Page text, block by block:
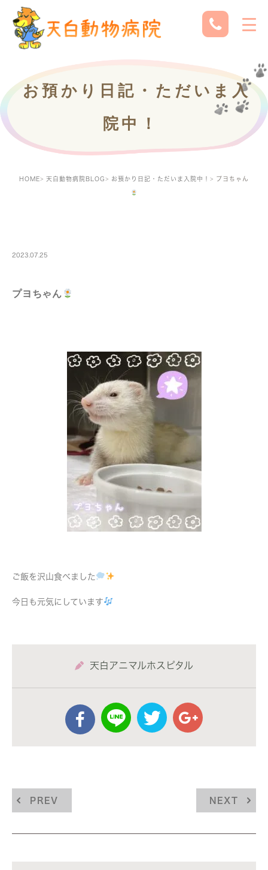
お預かり日記・ただいま入
院中！
HOME 天白動物病院BLOG お預かり日記・ただいま入院中！ プヨちゃん
2023.07.25
プヨちゃん
ご飯を沢山食べました
今日も元気にしています
天白アニマルホスピタル
PREV NEXT